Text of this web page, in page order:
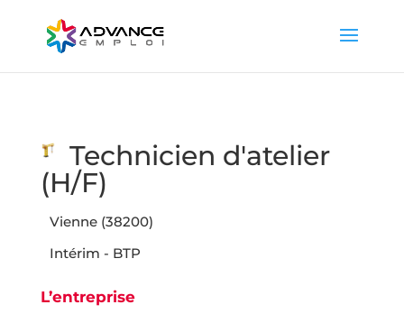
Technicien d'atelier
(H/F)
Vienne (38200)
Intérim - BTP
L’entreprise